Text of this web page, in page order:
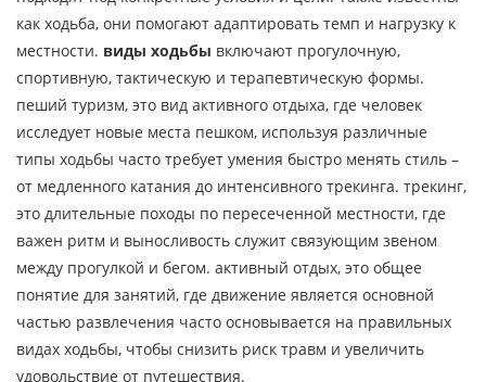
как ходьба, они помогают адаптировать темп и нагрузку к
местности. виды ходьбы включают прогулочную,
спортивную, тактическую и терапевтическую формы.
пеший туризм, это вид активного отдыха, где человек
исследует новые места пешком, используя различные
типы ходьбы часто требует умения быстро менять стиль –
от медленного катания до интенсивного трекинга. трекинг,
это длительные походы по пересеченной местности, где
важен ритм и выносливость служит связующим звеном
между прогулкой и бегом. активный отдых, это общее
понятие для занятий, где движение является основной
частью развлечения часто основывается на правильных
видах ходьбы, чтобы снизить риск травм и увеличить
удовольствие от путешествия.